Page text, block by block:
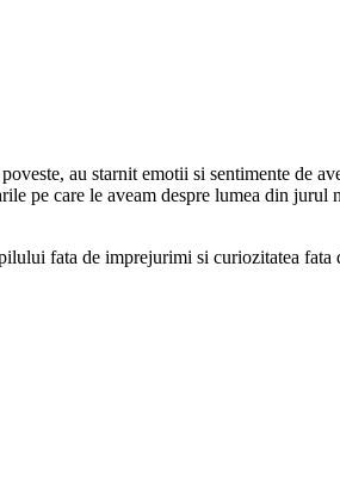
au starnit emotii si sentimente de
pe care le aveam despre lumea din jurul
fata de imprejurimi si curiozitatea fata